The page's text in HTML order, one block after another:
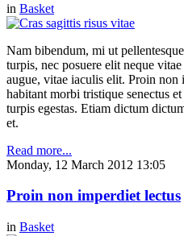
in Basket
Nam bibendum, mi ut
turpis, nec posuere elit neque
augue, vitae iaculis elit. Proin non
habitant morbi tristique senectus
turpis egestas. Etiam dictum
et.
Read more...
Monday, 12 March 2012 13:05
Proin non imperdiet lectus
in Basket